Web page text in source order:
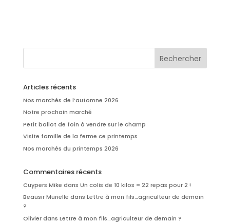
Articles récents
Nos marchés de l’automne 2026
Notre prochain marché
Petit ballot de foin à vendre sur le champ
Visite famille de la ferme ce printemps
Nos marchés du printemps 2026
Commentaires récents
Cuypers Mike dans Un colis de 10 kilos = 22 repas pour 2 !
Beausir Murielle dans Lettre à mon fils…agriculteur de demain
?
Olivierdans Lettre à mon fils…agriculteur de demain ?